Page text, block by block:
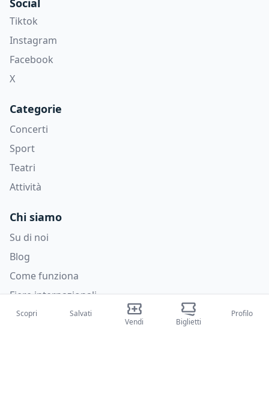
Social
Tiktok
Instagram
Facebook
X
Categorie
Concerti
Sport
Teatri
Attività
Chi siamo
Su di noi
Blog
Come funziona
Fiere internazionali
Creator Program
Scopri
Salvati
Vendi
Biglietti
Profilo